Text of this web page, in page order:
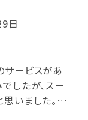
日
サービスがあ
したが、スー
いました。餃